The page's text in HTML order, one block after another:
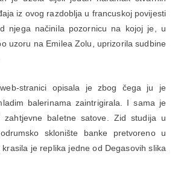
iz ovog razdoblja u francuskoj povijesti
njega načinila pozornicu na kojoj je, u
uzoru na Emilea Zolu, uprizorila sudbine
stranici opisala je zbog čega ju je
balerinama zaintrigirala. I sama je
zahtjevne baletne satove. Zid studija u
sklonište banke pretvoreno u
je replika jedne od Degasovih slika